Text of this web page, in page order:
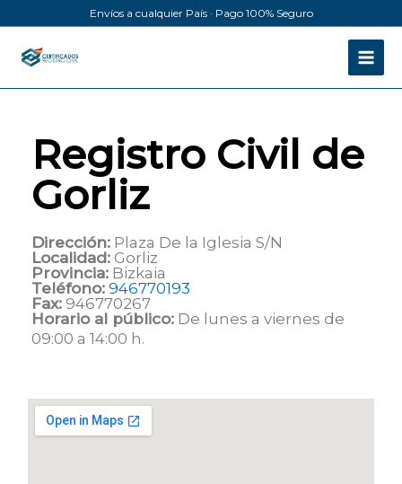
al
contenido
Envíos a cualquier País · Pago 100% Seguro
Registro Civil de
Gorliz
Dirección: Plaza De la Iglesia S/N
Localidad: Gorliz
Provincia: Bizkaia
Teléfono: 946770193
Fax: 946770267
Horario al público: De lunes a viernes de
09:00 a 14:00 h.